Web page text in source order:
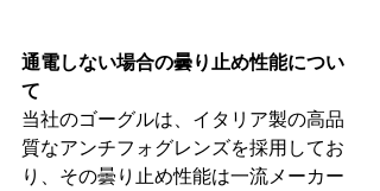
通電しない場合の曇り止め性能につい
て
当社のゴーグルは、イタリア製の高品
質なアンチフォグレンズを採用してお
り、その曇り止め性能は一流メーカー